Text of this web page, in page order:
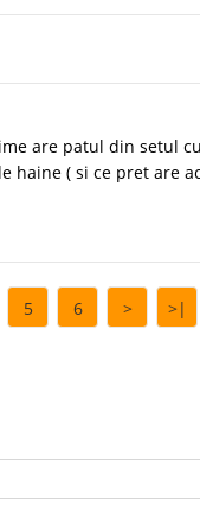
are patul din setul
haine ( si ce pret are
5 6 > >|